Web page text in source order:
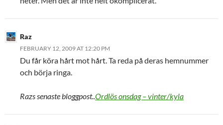
Raz
FEBRUARY 12, 2009 AT 12:20 PM
Du får köra hårt mot hårt. Ta reda på deras hemnummer
och börja ringa.
Razs senaste bloggpost..Ordlös onsdag – vinter/kyla